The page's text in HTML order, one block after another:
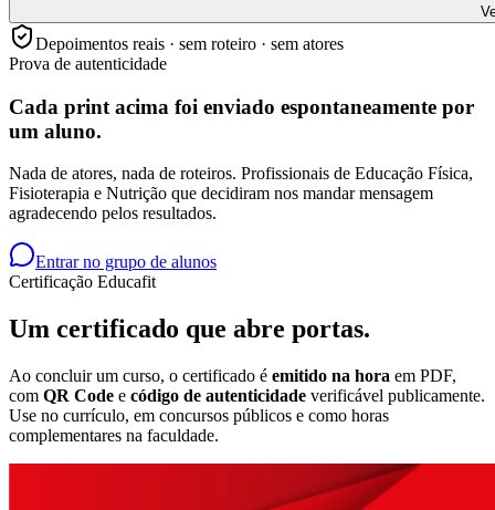
Depoimentos reais · sem roteiro · sem atores
Prova de autenticidade
Cada print acima foi enviado espontaneamente por
um aluno.
Nada de atores, nada de roteiros. Profissionais de Educação Física,
Fisioterapia e Nutrição que decidiram nos mandar mensagem
agradecendo pelos resultados.
Entrar no grupo de alunos
Certificação Educafit
Um certificado que abre portas.
Ao concluir um curso, o certificado é emitido na hora em PDF,
com QR Code e código de autenticidade verificável publicamente.
Use no currículo, em concursos públicos e como horas
complementares na faculdade.